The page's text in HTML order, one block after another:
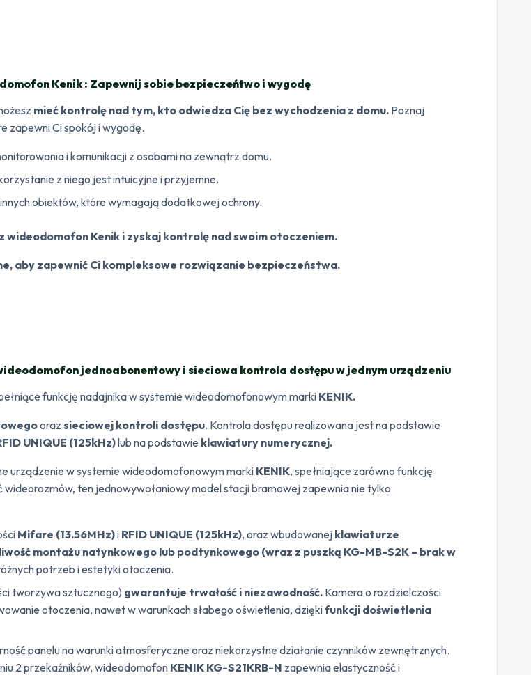
Kenik : Zapewnij sobie bezpieczeńtwo i wygodę
mieć kontrolę nad tym, kto odwiedza Cię bez wychodzenia z domu. Poznaj
zapewni Ci spokój i wygodę.
i komunikacji z osobami na zewnątrz domu.
z niego jest intuicyjne i przyjemne.
obiektów, które wymagają dodatkowej ochrony.
Kenik i zyskaj kontrolę nad swoim otoczeniem.
aby zapewnić Ci kompleksowe rozwiązanie bezpieczeństwa.
jednoabonentowy i sieciowa kontrola dostępu w jednym urządzeniu
funkcję nadajnika w systemie wideodomofonowym marki KENIK.
oraz sieciowej kontroli dostępu. Kontrola dostępu realizowana jest na podstawie
UNIQUE (125kHz)lub na podstawie klawiatury numerycznej.
urządzenie w systemie wideodomofonowym marki KENIK, spełniające zarówno funkcję
ten jednowywołaniowy model stacji bramowej zapewnia nie tylko
Mifare (13.56MHz)i RFID UNIQUE (125kHz), oraz wbudowanej klawiaturze
montażu natynkowego lub podtynkowego (wraz z puszką KG-MB-S2K – brak w
potrzeb i estetyki otoczenia.
tworzywa sztucznego) gwarantuje trwałość i niezawodność. Kamera o rozdzielczości
otoczenia, nawet w warunkach słabego oświetlenia, dziękifunkcji doświetlenia
panelu na warunki atmosferyczne oraz niekorzystne działanie czynników zewnętrznych.
2 przekaźników, wideodomofon KENIK KG-S21KRB-N zapewnia elastyczność i